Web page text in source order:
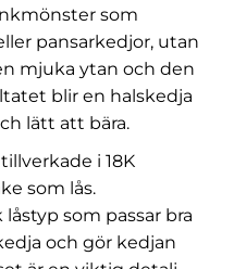
som
pansarkedjor, utan
mjuka ytan och den
blir en halskedja
lätt att bära.
i 18K
som lås.
som passar bra
och gör kedjan